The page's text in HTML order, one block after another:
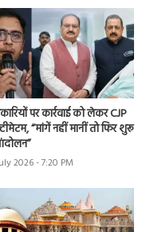
पर कार्रवाई को लेकर CJP
“मांगें नहीं मानीं तो फिर शुरू
2026 - 7:20 PM